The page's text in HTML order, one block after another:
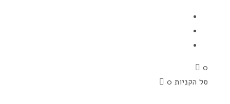
0
סל הקניות 0